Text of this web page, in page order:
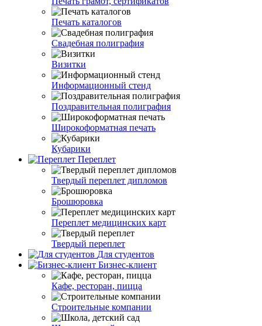
Печать каталогов
Свадебная полиграфия
Визитки
Информационный стенд
Поздравительная полиграфия
Широкоформатная печать
Кубарики
Переплет
Твердый переплет дипломов
Брошюровка
Переплет медицинских карт
Твердый переплет
Для студентов
Бизнес-клиент
Кафе, ресторан, пицца
Строительные компании